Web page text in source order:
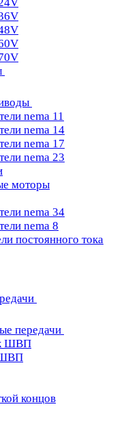
nema 11
nema 14
nema 17
nema 23
моторы
nema 34
nema 8
постоянного тока
передачи
ШВП
ШВП
концов